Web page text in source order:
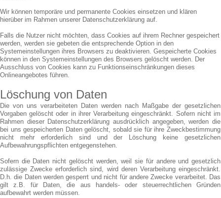
Wir können temporäre und permanente Cookies einsetzen und klären
hierüber im Rahmen unserer Datenschutzerklärung auf.
Falls die Nutzer nicht möchten, dass Cookies auf ihrem Rechner gespeichert
werden, werden sie gebeten die entsprechende Option in den
Systemeinstellungen ihres Browsers zu deaktivieren. Gespeicherte Cookies
können in den Systemeinstellungen des Browsers gelöscht werden. Der
Ausschluss von Cookies kann zu Funktionseinschränkungen dieses
Onlineangebotes führen.
Löschung von Daten
Die von uns verarbeiteten Daten werden nach Maßgabe der gesetzlichen
Vorgaben gelöscht oder in ihrer Verarbeitung eingeschränkt. Sofern nicht im
Rahmen dieser Datenschutzerklärung ausdrücklich angegeben, werden die
bei uns gespeicherten Daten gelöscht, sobald sie für ihre Zweckbestimmung
nicht mehr erforderlich sind und der Löschung keine gesetzlichen
Aufbewahrungspflichten entgegenstehen.
Sofern die Daten nicht gelöscht werden, weil sie für andere und gesetzlich
zulässige Zwecke erforderlich sind, wird deren Verarbeitung eingeschränkt.
D.h. die Daten werden gesperrt und nicht für andere Zwecke verarbeitet. Das
gilt z.B. für Daten, die aus handels- oder steuerrechtlichen Gründen
aufbewahrt werden müssen.